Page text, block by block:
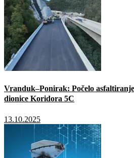
Vranduk–Ponirak: Počelo
dionice Koridora 5C
13.10.2025